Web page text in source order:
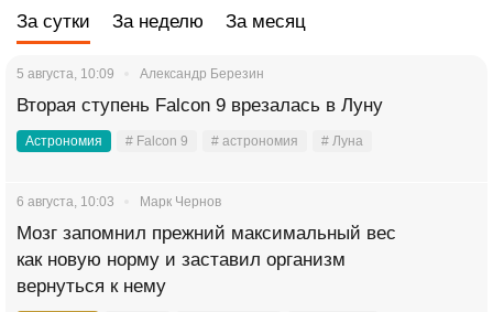
За сутки За неделю За месяц
5 августа, 10:09 Александр Березин
Вторая ступень Falcon 9 врезалась в Луну
Астрономия # Falcon 9 # астрономия # Луна
6 августа, 10:03 Марк Чернов
Мозг запомнил прежний максимальный вес
как новую норму и заставил организм
вернуться к нему